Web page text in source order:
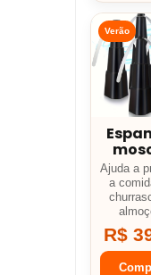
Verão
Ajuda a
a
R$